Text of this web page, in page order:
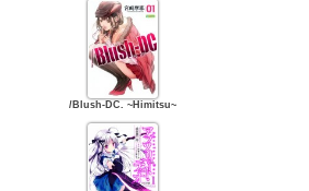
/Blush-DC. ~Himitsu~